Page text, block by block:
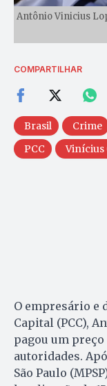
Antônio Vinicius
COMPARTILHAR
Brasil Crime
PCC
Vinícius
O empresário e
Capital (PCC),
pagou um
autoridades.
São Paulo